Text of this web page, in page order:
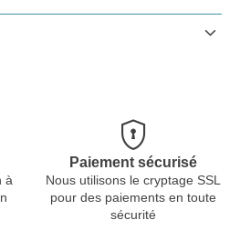
keyboard_arrow_down
à
encrypted
Paiement sécurisé
Nous utilisons le cryptage SSL
pour des paiements en toute
sécurité